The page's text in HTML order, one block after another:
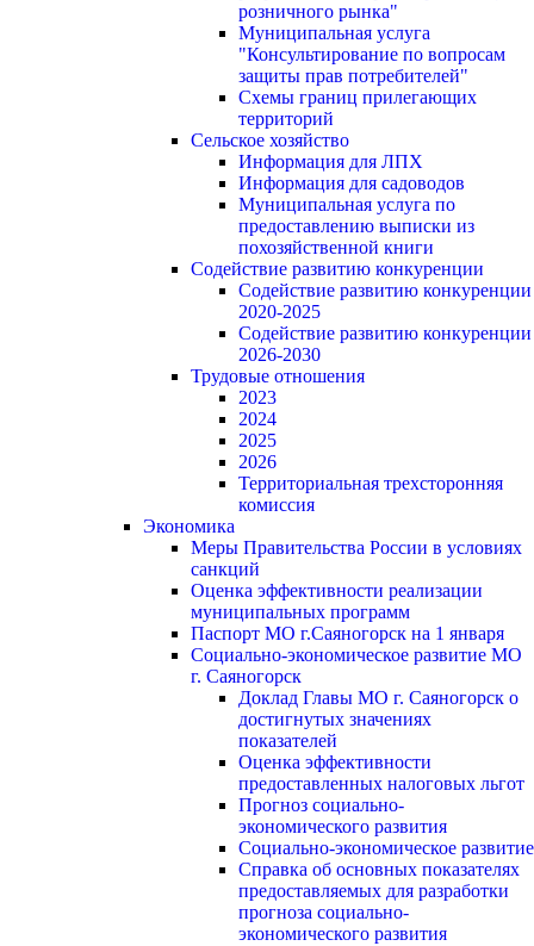
розничного рынка"
Муниципальная услуга
"Консультирование по вопросам
защиты прав потребителей"
Схемы границ прилегающих
территорий
Сельское хозяйство
Информация для ЛПХ
Информация для садоводов
Муниципальная услуга по
предоставлению выписки из
похозяйственной книги
Содействие развитию конкуренции
Содействие развитию конкуренции
2020-2025
Содействие развитию конкуренции
2026-2030
Трудовые отношения
2023
2024
2025
2026
Территориальная трехсторонняя
комиссия
Экономика
Меры Правительства России в условиях
санкций
Оценка эффективности реализации
муниципальных программ
Паспорт МО г.Саяногорск на 1 января
Социально-экономическое развитие МО
г. Саяногорск
Доклад Главы МО г. Саяногорск о
достигнутых значениях
показателей
Оценка эффективности
предоставленных налоговых льгот
Прогноз социально-
экономического развития
Социально-экономическое развитие
Справка об основных показателях
предоставляемых для разработки
прогноза социально-
экономического развития